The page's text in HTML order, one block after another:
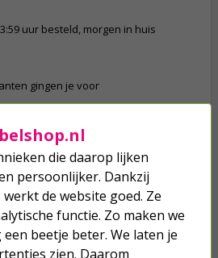
uur besteld, morgen in huis
gingen je voor
een 9.1/10
webwinkel
| ION Industries | E1 (1-
die daarop lijken
persoonlijker. Dankzij
de website goed. Ze
functie. Zo maken we
beetje beter. We laten je
zien. Daarom